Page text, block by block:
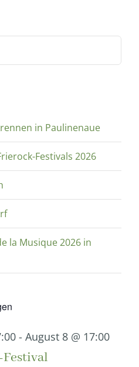
in Paulinenaue
Festivals 2026
la Musique 2026 in
- August 8 @ 17:00